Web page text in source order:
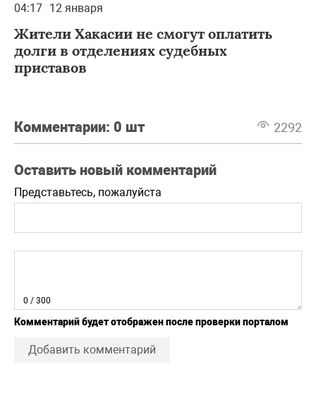
04:17 12 января
Жители Хакасии не смогут оплатить
долги в отделениях судебных
приставов
Комментарии: 0 шт 2292
Оставить новый комментарий
Представьтесь, пожалуйста
0 / 300
Комментарий будет отображен после проверки порталом
Добавить комментарий